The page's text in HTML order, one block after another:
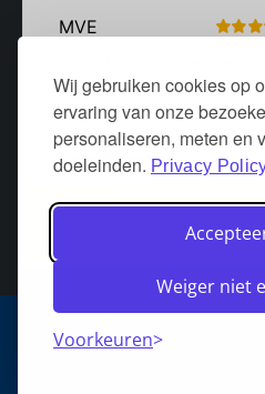
Wij gebruiken cookies op
ervaring van onze
personaliseren, meten en
doeleinden. Privacy
Weiger niet
Voorkeuren
Algemene voorwaarden